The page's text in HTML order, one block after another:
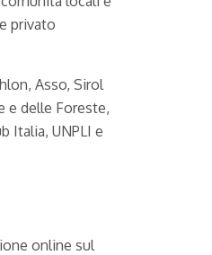
privato
Asso, Sirol
e delle Foreste,
Italia, UNPLI e
online sul